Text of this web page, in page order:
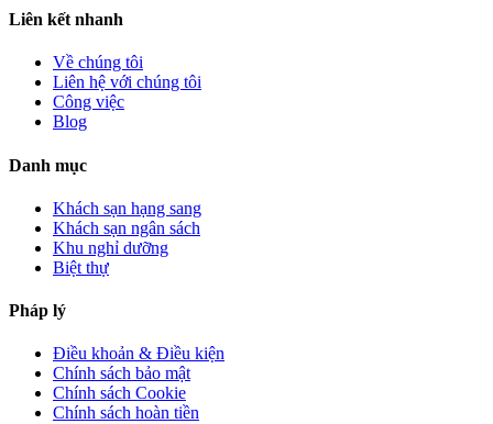
Liên kết nhanh
Về chúng tôi
Liên hệ với chúng tôi
Công việc
Blog
Danh mục
Khách sạn hạng sang
Khách sạn ngân sách
Khu nghỉ dưỡng
Biệt thự
Pháp lý
Điều khoản & Điều kiện
Chính sách bảo mật
Chính sách Cookie
Chính sách hoàn tiền